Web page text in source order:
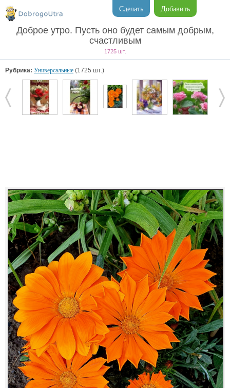
Добавить
Сделать
Доброе утро. Пусть оно будет самым добрым,
счастливым
1725 шт.
Рубрика: Универсальные (1725 шт.)